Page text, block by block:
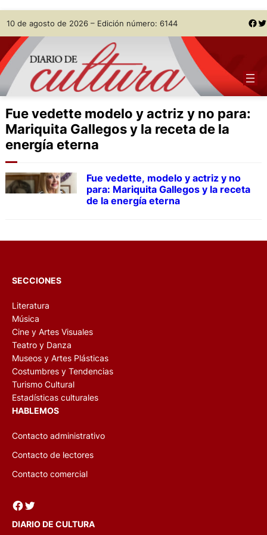
Skip
to
content
10 de agosto de 2026 – Edición número: 6144 Facebook Twitter
Fue vedette modelo y actriz y no para:
Mariquita Gallegos y la receta de la
energía eterna
Fue vedette, modelo y actriz y no
para: Mariquita Gallegos y la receta
de la energía eterna
SECCIONES
Literatura
Música
Cine y Artes Visuales
Teatro y Danza
Museos y Artes Plásticas
Costumbres y Tendencias
Turismo Cultural
Estadísticas culturales
HABLEMOS
Contacto administrativo
Contacto de lectores
Contacto comercial
Facebook Twitter
DIARIO DE CULTURA